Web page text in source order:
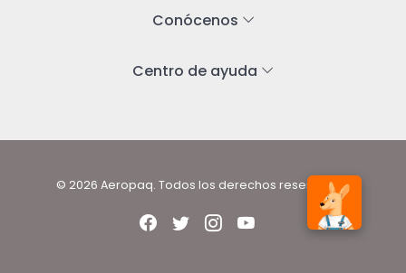
Conócenos
Centro de ayuda
© 2026 Aeropaq. Todos los derechos reservados.